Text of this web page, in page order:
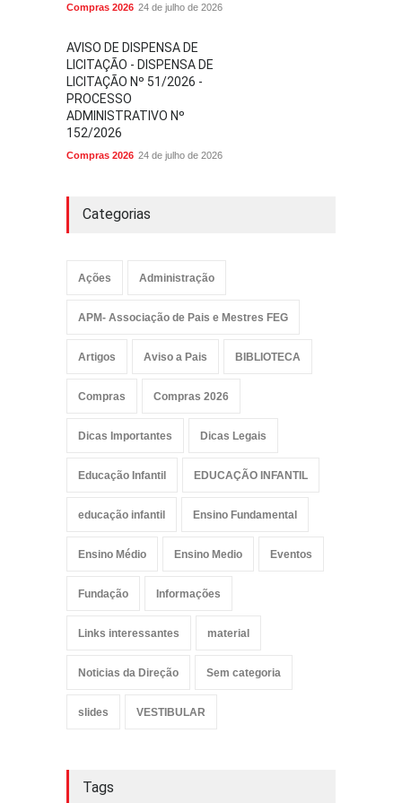
Compras 2026 24 de julho de 2026
AVISO DE DISPENSA DE
LICITAÇÃO - DISPENSA DE
LICITAÇÃO Nº 51/2026 -
PROCESSO
ADMINISTRATIVO Nº
152/2026
Compras 2026 24 de julho de 2026
Categorias
Ações Administração
APM- Associação de Pais e Mestres FEG
Artigos Aviso a Pais BIBLIOTECA
Compras Compras 2026
Dicas Importantes Dicas Legais
Educação Infantil EDUCAÇÃO INFANTIL
educação infantil Ensino Fundamental
Ensino Médio Ensino Medio Eventos
Fundação Informações
Links interessantes material
Noticias da Direção Sem categoria
slides VESTIBULAR
Tags